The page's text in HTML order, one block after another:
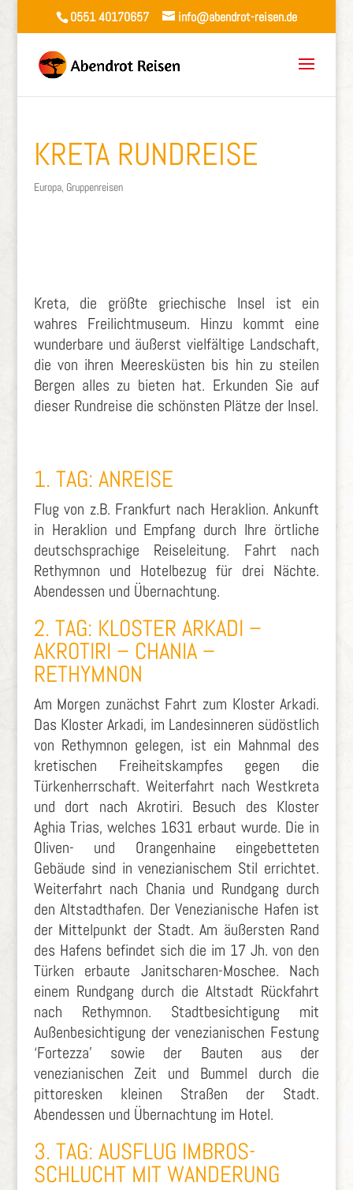
0551 40170657 info@abendrot-reisen.de
KRETA RUNDREISE
Europa, Gruppenreisen
Kreta, die größte griechische Insel ist ein
wahres Freilichtmuseum. Hinzu kommt eine
wunderbare und äußerst vielfältige Landschaft,
die von ihren Meeresküsten bis hin zu steilen
Bergen alles zu bieten hat. Erkunden Sie auf
dieser Rundreise die schönsten Plätze der Insel.
1. TAG: ANREISE
Flug von z.B. Frankfurt nach Heraklion. Ankunft
in Heraklion und Empfang durch Ihre örtliche
deutschsprachige Reiseleitung. Fahrt nach
Rethymnon und Hotelbezug für drei Nächte.
Abendessen und Übernachtung.
2. TAG: KLOSTER ARKADI –
AKROTIRI – CHANIA –
RETHYMNON
Am Morgen zunächst Fahrt zum Kloster Arkadi.
Das Kloster Arkadi, im Landesinneren südöstlich
von Rethymnon gelegen, ist ein Mahnmal des
kretischen Freiheitskampfes gegen die
Türkenherrschaft. Weiterfahrt nach Westkreta
und dort nach Akrotiri. Besuch des Kloster
Aghia Trias, welches 1631 erbaut wurde. Die in
Oliven- und Orangenhaine eingebetteten
Gebäude sind in venezianischem Stil errichtet.
Weiterfahrt nach Chania und Rundgang durch
den Altstadthafen. Der Venezianische Hafen ist
der Mittelpunkt der Stadt. Am äußersten Rand
des Hafens befindet sich die im 17 Jh. von den
Türken erbaute Janitscharen-Moschee. Nach
einem Rundgang durch die Altstadt Rückfahrt
nach Rethymnon. Stadtbesichtigung mit
Außenbesichtigung der venezianischen Festung
‘Fortezza’ sowie der Bauten aus der
venezianischen Zeit und Bummel durch die
pittoresken kleinen Straßen der Stadt.
Abendessen und Übernachtung im Hotel.
3. TAG: AUSFLUG IMBROS-
SCHLUCHT MIT WANDERUNG